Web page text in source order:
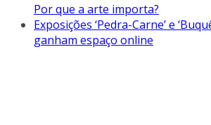
Por que a arte importa?
Exposições ‘Pedra-Carne’ e
ganham espaço online